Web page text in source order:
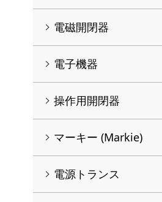
電磁開閉器
電子機器
操作用開閉器
マーキー (Markie)
電源トランス